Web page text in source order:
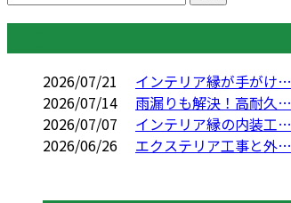
2026/07/21
インテリア縁が手がけ…
2026/07/14
雨漏りも解決！高耐久…
2026/07/07
インテリア縁の内装工…
2026/06/26
エクステリア工事と外…